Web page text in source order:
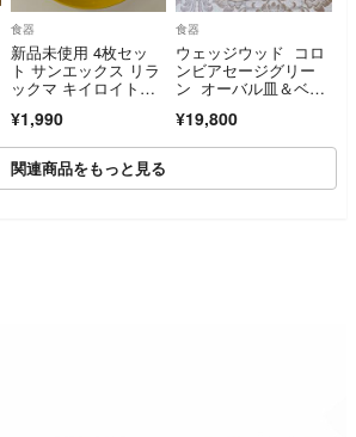
食器
新品未使用 4枚セッ
ト サンエックス リラ
ックマ キイロイト
¥1,990
食器
ウェッジウッド コロ
ンビアセージグリー
ン オーバル皿＆ベジ
ット
¥19,800
関連商品をもっと見る